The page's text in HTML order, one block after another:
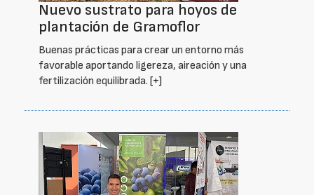
Nuevo sustrato para hoyos de
plantación de Gramoflor
Buenas prácticas para crear un entorno más
favorable aportando ligereza, aireación y una
fertilización equilibrada. [+]